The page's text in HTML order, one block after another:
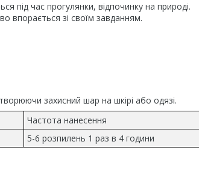
під час прогулянки, відпочинку на природі.
впорається зі своїм завданням.
захисний шар на шкірі або одязі.
Частота нанесення
5-6 розпилень 1 раз в 4 години